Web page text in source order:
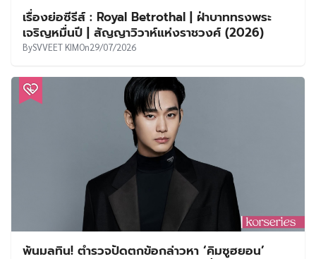
เรื่องย่อซีรีส์ : Royal Betrothal | ฝ่าบาททรงพระ
เจริญหมื่นปี | สัญญาวิวาห์แห่งราชวงศ์ (2026)
BySVVEET KIMOn29/07/2026
พ้นมลทิน! ตำรวจปัดตกข้อกล่าวหา ‘คิมซูฮยอน’